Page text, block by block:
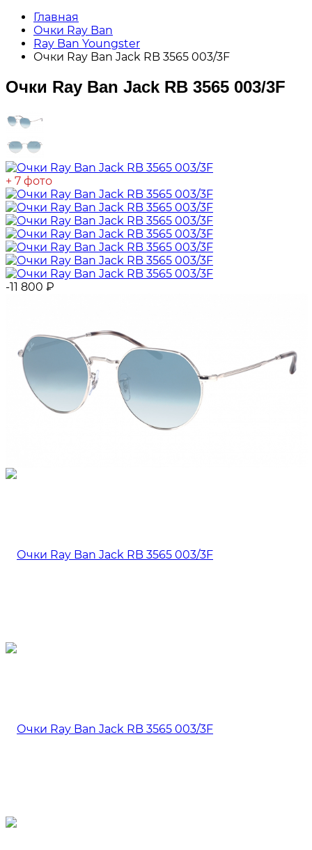
Главная
Очки Ray Ban
Ray Ban Youngster
Очки Ray Ban Jack RB 3565 003/3F
Очки Ray Ban Jack RB 3565 003/3F
+ 7 фото
-11 800 ₽